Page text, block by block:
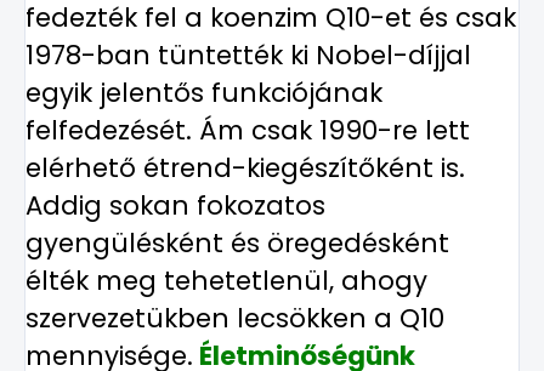
fedezték fel a koenzim Q10-et és csak
1978-ban tüntették ki Nobel-díjjal
egyik jelentős funkciójának
felfedezését. Ám csak 1990-re lett
elérhető étrend-kiegészítőként is.
Addig sokan fokozatos
gyengülésként és öregedésként
élték meg tehetetlenül, ahogy
szervezetükben lecsökken a Q10
mennyisége. Életminőségünk